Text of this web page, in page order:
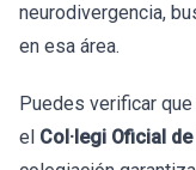
neurodivergencia,
en esa área.
Puedes verificar
el Col·legi Oficial